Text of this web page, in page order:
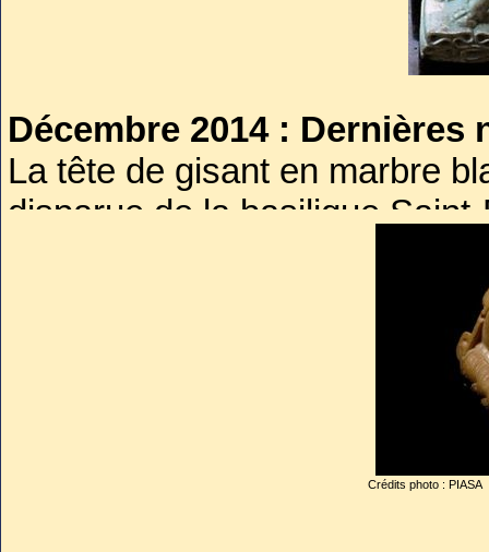
Décembre 2014 : Dernières
La tête de gisant en marbre
disparue de la basilique
enchères ce 11 décembre
Lire
Crédits photo : PIASA